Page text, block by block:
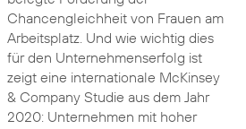
Chancengleichheit von Frauen am
Arbeitsplatz. Und wie wichtig dies
für den Unternehmenserfolg ist
zeigt eine internationale McKinsey
& Company Studie aus dem Jahr
2020: Unternehmen mit hoher